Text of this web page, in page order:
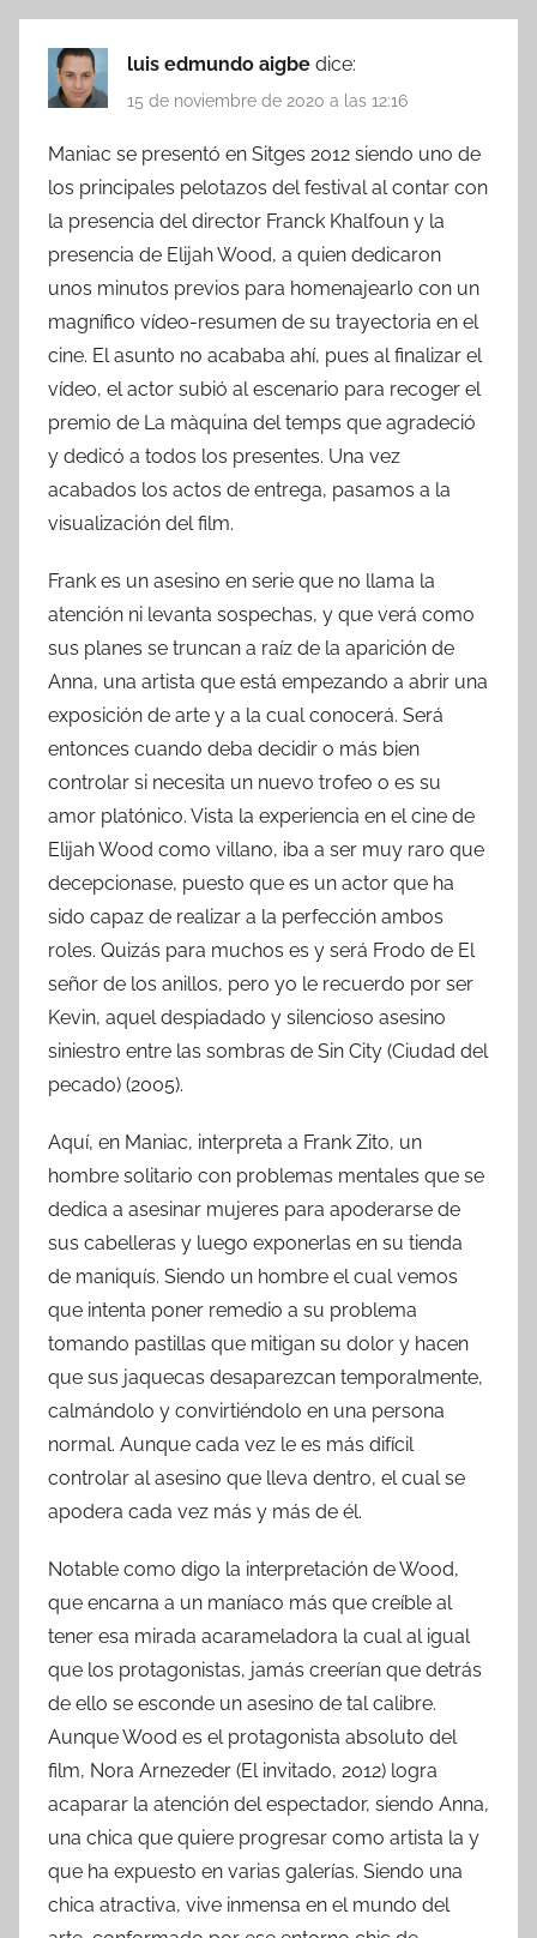
luis edmundo aigbe dice:
15 de noviembre de 2020 a las 12:16
Maniac se presentó en Sitges 2012 siendo uno de
los principales pelotazos del festival al contar con
la presencia del director Franck Khalfoun y la
presencia de Elijah Wood, a quien dedicaron
unos minutos previos para homenajearlo con un
magnífico vídeo-resumen de su trayectoria en el
cine. El asunto no acababa ahí, pues al finalizar el
vídeo, el actor subió al escenario para recoger el
premio de La màquina del temps que agradeció
y dedicó a todos los presentes. Una vez
acabados los actos de entrega, pasamos a la
visualización del film.
Frank es un asesino en serie que no llama la
atención ni levanta sospechas, y que verá como
sus planes se truncan a raíz de la aparición de
Anna, una artista que está empezando a abrir una
exposición de arte y a la cual conocerá. Será
entonces cuando deba decidir o más bien
controlar si necesita un nuevo trofeo o es su
amor platónico. Vista la experiencia en el cine de
Elijah Wood como villano, iba a ser muy raro que
decepcionase, puesto que es un actor que ha
sido capaz de realizar a la perfección ambos
roles. Quizás para muchos es y será Frodo de El
señor de los anillos, pero yo le recuerdo por ser
Kevin, aquel despiadado y silencioso asesino
siniestro entre las sombras de Sin City (Ciudad del
pecado) (2005).
Aquí, en Maniac, interpreta a Frank Zito, un
hombre solitario con problemas mentales que se
dedica a asesinar mujeres para apoderarse de
sus cabelleras y luego exponerlas en su tienda
de maniquís. Siendo un hombre el cual vemos
que intenta poner remedio a su problema
tomando pastillas que mitigan su dolor y hacen
que sus jaquecas desaparezcan temporalmente,
calmándolo y convirtiéndolo en una persona
normal. Aunque cada vez le es más difícil
controlar al asesino que lleva dentro, el cual se
apodera cada vez más y más de él.
Notable como digo la interpretación de Wood,
que encarna a un maníaco más que creíble al
tener esa mirada acarameladora la cual al igual
que los protagonistas, jamás creerían que detrás
de ello se esconde un asesino de tal calibre.
Aunque Wood es el protagonista absoluto del
film, Nora Arnezeder (El invitado, 2012) logra
acaparar la atención del espectador, siendo Anna,
una chica que quiere progresar como artista la y
que ha expuesto en varias galerías. Siendo una
chica atractiva, vive inmensa en el mundo del